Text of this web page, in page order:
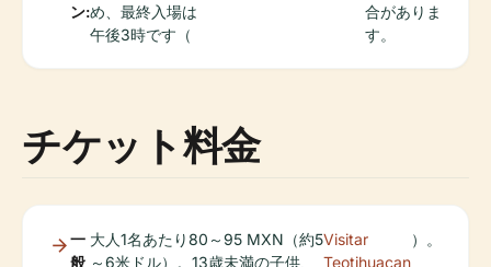
ン:め、最終入場は
午後3時です（
合がありま
す。
チケット料金
一
般
大人1名あたり80～95 MXN（約5
～6米ドル）。13歳未満の子供、
Visitar
Teotihuacan
）。